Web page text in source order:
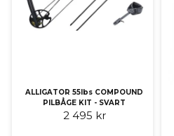
ALLIGATOR 55lbs COMPOUND
PILBÅGE KIT - SVART
2 495 kr